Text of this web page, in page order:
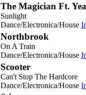
The Magician Ft.
Sunlight
Dance/Electronica/House
Northbrook
On A Train
Dance/Electronica/House
Scooter
Can't Stop The Hardcore
Dance/Electronica/House